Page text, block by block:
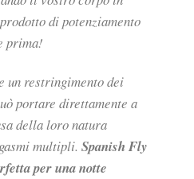
di potenziamento
prima!
un restringimento dei
portare direttamente a
della loro natura
multipli. Spanish Fly
per una notte